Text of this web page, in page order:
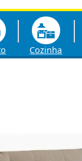
Cozinha